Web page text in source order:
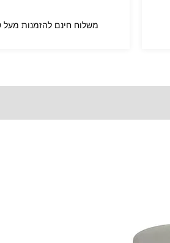
משלוח חינם להזמנות מעל ₪399